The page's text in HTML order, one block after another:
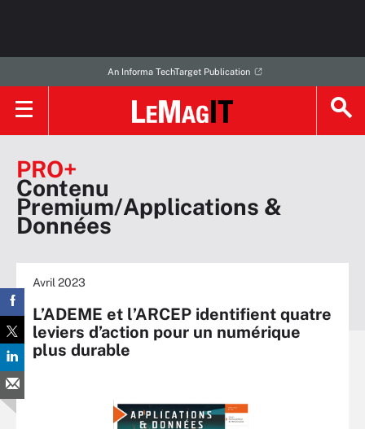
An Informa TechTarget Publication
PRO+
Contenu
Premium/Applications &
Données
Avril 2023
L’ADEME et l’ARCEP identifient quatre
leviers d’action pour un numérique
plus durable